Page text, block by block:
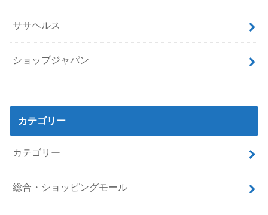
ササヘルス
ショップジャパン
カテゴリー
カテゴリー
総合・ショッピングモール